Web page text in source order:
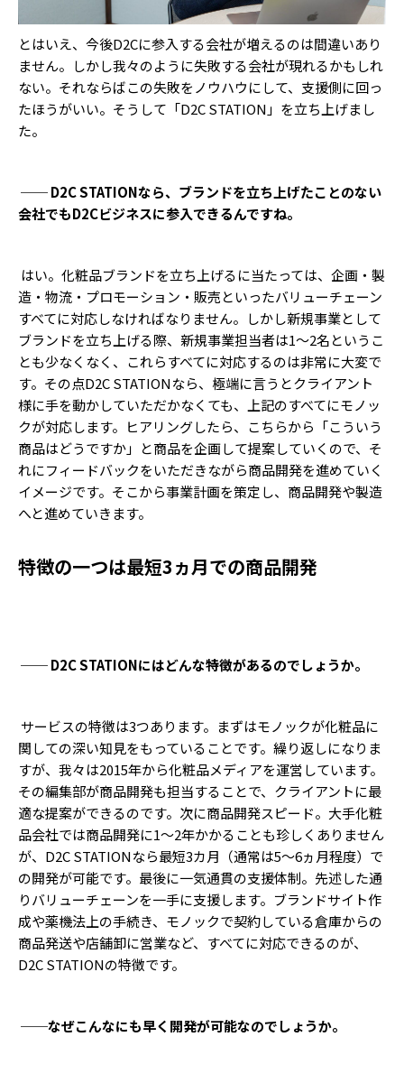
とはいえ、今後D2Cに参入する会社が増えるのは間違いあり
ません。しかし我々のように失敗する会社が現れるかもしれ
ない。それならばこの失敗をノウハウにして、支援側に回っ
たほうがいい。そうして「D2C STATION」を立ち上げまし
た。
── D2C STATIONなら、ブランドを立ち上げたことのない
会社でもD2Cビジネスに参入できるんですね。
はい。化粧品ブランドを立ち上げるに当たっては、企画・製
造・物流・プロモーション・販売といったバリューチェーン
すべてに対応しなければなりません。しかし新規事業として
ブランドを立ち上げる際、新規事業担当者は1〜2名というこ
とも少なくなく、これらすべてに対応するのは非常に大変で
す。その点D2C STATIONなら、極端に言うとクライアント
様に手を動かしていただかなくても、上記のすべてにモノッ
クが対応します。ヒアリングしたら、こちらから「こういう
商品はどうですか」と商品を企画して提案していくので、そ
れにフィードバックをいただきながら商品開発を進めていく
イメージです。そこから事業計画を策定し、商品開発や製造
へと進めていきます。
特徴の一つは最短3ヵ月での商品開発
── D2C STATIONにはどんな特徴があるのでしょうか。
サービスの特徴は3つあります。まずはモノックが化粧品に
関しての深い知見をもっていることです。繰り返しになりま
すが、我々は2015年から化粧品メディアを運営しています。
その編集部が商品開発も担当することで、クライアントに最
適な提案ができるのです。次に商品開発スピード。大手化粧
品会社では商品開発に1〜2年かかることも珍しくありません
が、D2C STATIONなら最短3カ月（通常は5〜6ヵ月程度）で
の開発が可能です。最後に一気通貫の支援体制。先述した通
りバリューチェーンを一手に支援します。ブランドサイト作
成や薬機法上の手続き、モノックで契約している倉庫からの
商品発送や店舗卸に営業など、すべてに対応できるのが、
D2C STATIONの特徴です。
──なぜこんなにも早く開発が可能なのでしょうか。